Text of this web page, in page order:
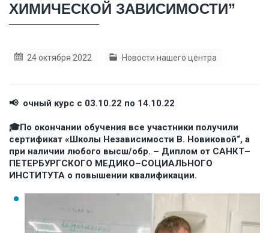
ХИМИЧЕСКОЙ ЗАВИСИМОСТИ”
24 октября 2022 Новости нашего центра
📢 очный курс с 03.10.22 по 14.10.22
🎓По окончании обучения все участники получили
сертификат «Школы Независимости В. Новиковой“, а
при наличии любого высш/обр. – Диплом от САНКТ–
ПЕТЕРБУРГСКОГО МЕДИКО–СОЦИАЛЬНОГО
ИНСТИТУТА о повышении квалификации.